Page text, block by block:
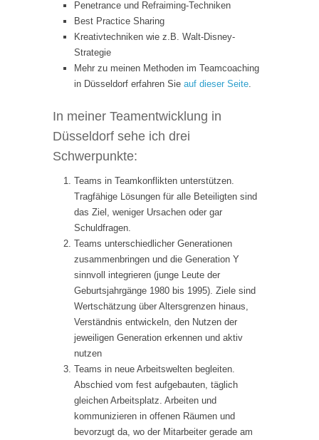
Penetrance und Refraiming-Techniken
Best Practice Sharing
Kreativtechniken wie z.B. Walt-Disney-
Strategie
Mehr zu meinen Methoden im Teamcoaching
in Düsseldorf erfahren Sie auf dieser Seite.
In meiner Teamentwicklung in
Düsseldorf sehe ich drei
Schwerpunkte:
Teams in Teamkonflikten unterstützen.
Tragfähige Lösungen für alle Beteiligten sind
das Ziel, weniger Ursachen oder gar
Schuldfragen.
Teams unterschiedlicher Generationen
zusammenbringen und die Generation Y
sinnvoll integrieren (junge Leute der
Geburtsjahrgänge 1980 bis 1995). Ziele sind
Wertschätzung über Altersgrenzen hinaus,
Verständnis entwickeln, den Nutzen der
jeweiligen Generation erkennen und aktiv
nutzen
Teams in neue Arbeitswelten begleiten.
Abschied vom fest aufgebauten, täglich
gleichen Arbeitsplatz. Arbeiten und
kommunizieren in offenen Räumen und
bevorzugt da, wo der Mitarbeiter gerade am